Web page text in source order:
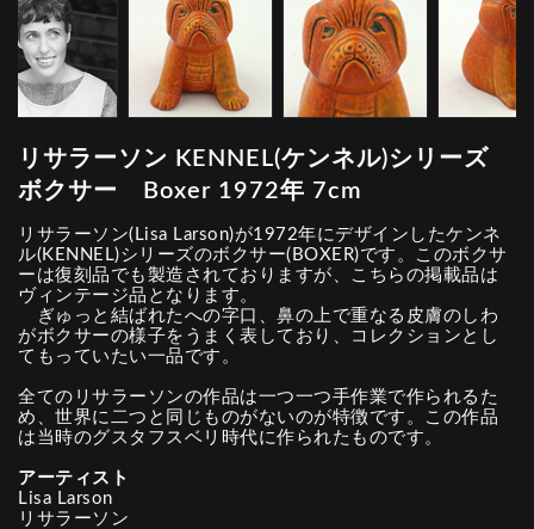
リサラーソン KENNEL(ケンネル)シリーズ
ボクサー Boxer 1972年 7cm
リサラーソン(Lisa Larson)が1972年にデザインしたケンネ
ル(KENNEL)シリーズのボクサー(BOXER)です。このボクサ
ーは復刻品でも製造されておりますが、こちらの掲載品は
ヴィンテージ品となります。
ぎゅっと結ばれたへの字口、鼻の上で重なる皮膚のしわ
がボクサーの様子をうまく表しており、コレクションとし
てもっていたい一品です。
全てのリサラーソンの作品は一つ一つ手作業で作られるた
め、世界に二つと同じものがないのが特徴です。この作品
は当時のグスタフスベリ時代に作られたものです。
アーティスト
Lisa Larson
リサラーソン